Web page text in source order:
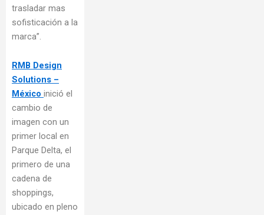
trasladar mas
sofisticación a la
marca”.
RMB Design
Solutions –
México inició el
cambio de
imagen con un
primer local en
Parque Delta, el
primero de una
cadena de
shoppings,
ubicado en pleno